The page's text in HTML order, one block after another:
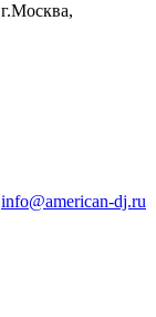
г.Москва,
info@american-dj.ru